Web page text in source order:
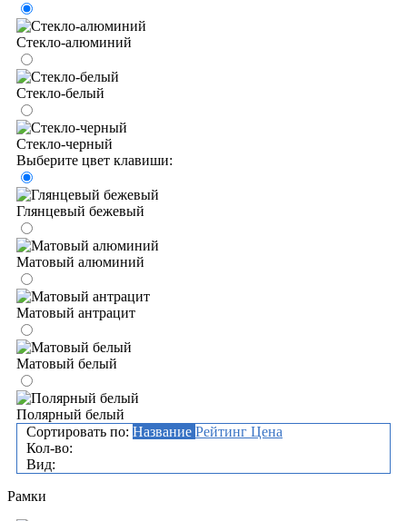
Стекло-алюминий
Стекло-белый
Стекло-черный
Выберите цвет клавиши:
Глянцевый бежевый
Матовый алюминий
Матовый антрацит
Матовый белый
Полярный белый
Сортировать по: Название Рейтинг Цена
Кол-во:
Вид:
Рамки